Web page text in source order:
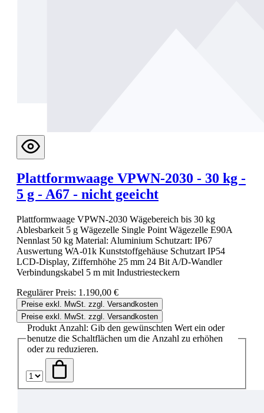
Plattformwaage VPWN-2030 - 30 kg -
5 g - A67 - nicht geeicht
Plattformwaage VPWN-2030 Wägebereich bis 30 kg
Ablesbarkeit 5 g Wägezelle Single Point Wägezelle E90A
Nennlast 50 kg Material: Aluminium Schutzart: IP67
Auswertung WA-01k Kunststoffgehäuse Schutzart IP54
LCD-Display, Ziffernhöhe 25 mm 24 Bit A/D-Wandler
Verbindungskabel 5 m mit Industriesteckern
Regulärer Preis: 1.190,00 €
Preise exkl. MwSt. zzgl. Versandkosten
Preise exkl. MwSt. zzgl. Versandkosten
Produkt Anzahl: Gib den gewünschten Wert ein oder
benutze die Schaltflächen um die Anzahl zu erhöhen
oder zu reduzieren.